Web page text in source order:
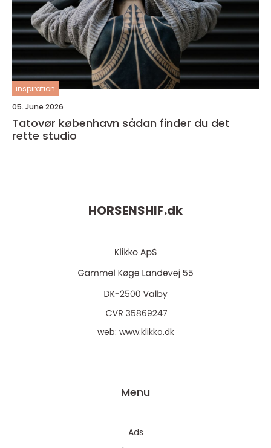
inspiration
05. June 2026
Tatovør københavn sådan finder du det
rette studio
HORSENSHIF.dk
web: www.klikko.dk
Menu
Ads